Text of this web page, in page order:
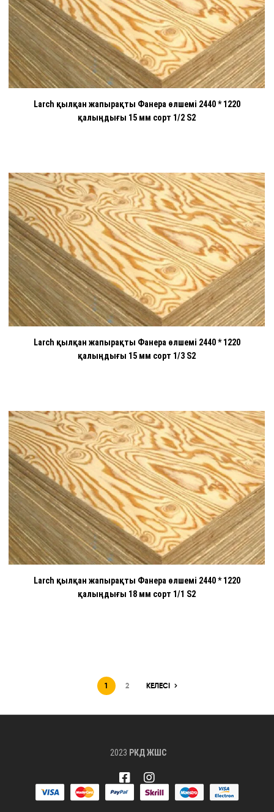
Larch қылқан жапырақты Фанера өлшемі 2440 * 1220
қалыңдығы 15 мм сорт 1/2 S2
Larch қылқан жапырақты Фанера өлшемі 2440 * 1220
қалыңдығы 15 мм сорт 1/3 S2
Larch қылқан жапырақты Фанера өлшемі 2440 * 1220
қалыңдығы 18 мм сорт 1/1 S2
1 2 КЕЛЕСІ
2023 РКД ЖШС